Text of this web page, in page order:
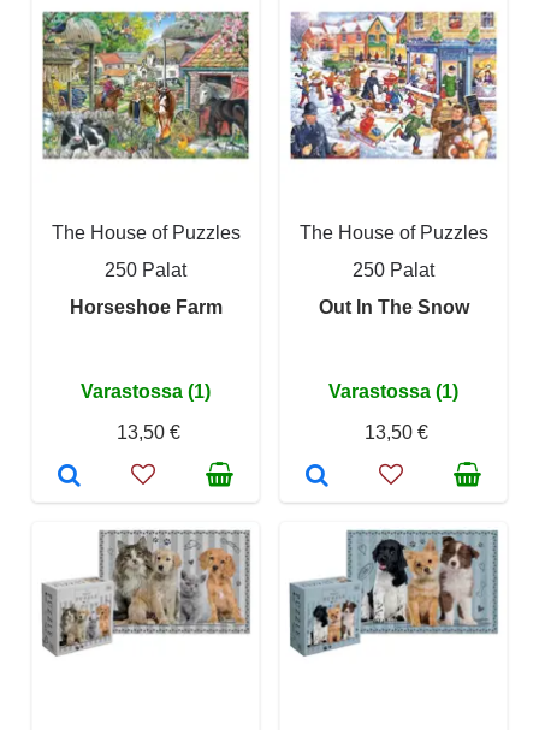
The House of Puzzles
250 Palat
Horseshoe Farm
Varastossa (1)
13,50 €
The House of Puzzles
250 Palat
Out In The Snow
Varastossa (1)
13,50 €